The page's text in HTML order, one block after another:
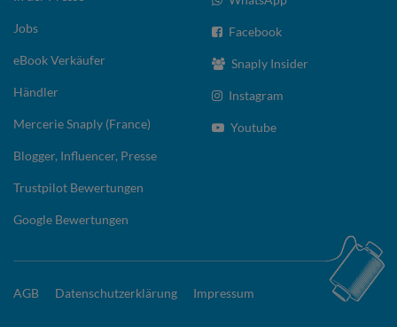
Jobs
eBook Verkäufer
Händler
Mercerie Snaply (France)
Blogger, Influencer, Presse
Trustpilot Bewertungen
Google Bewertungen
Facebook
Snaply Insider
Instagram
Youtube
AGB Datenschutzerklärung Impressum